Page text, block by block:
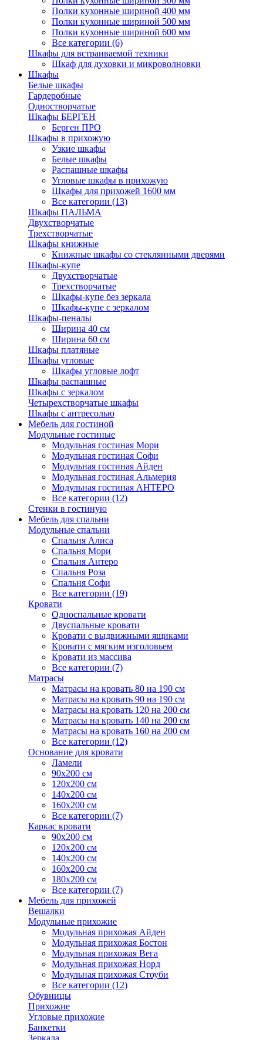
Полки кухонные шириной 400 мм
Полки кухонные шириной 500 мм
Полки кухонные шириной 600 мм
Все категории (6)
Шкафы для встраиваемой техники
Шкаф для духовки и микроволновки
Шкафы
Белые шкафы
Гардеробные
Одностворчатые
Шкафы БЕРГЕН
Берген ПРО
Шкафы в прихожую
Узкие шкафы
Белые шкафы
Распашные шкафы
Угловые шкафы в прихожую
Шкафы для прихожей 1600 мм
Все категории (13)
Шкафы ПАЛЬМА
Двухстворчатые
Трехстворчатые
Шкафы книжные
Книжные шкафы со стеклянными дверями
Шкафы-купе
Двухстворчатые
Трехстворчатые
Шкафы-купе без зеркала
Шкафы-купе с зеркалом
Шкафы-пеналы
Ширина 40 см
Ширина 60 см
Шкафы платяные
Шкафы угловые
Шкафы угловые лофт
Шкафы распашные
Шкафы с зеркалом
Четырехстворчатые шкафы
Шкафы с антресолью
Мебель для гостиной
Модульные гостиные
Модульная гостиная Мори
Модульная гостиная Софи
Модульная гостиная Айден
Модульная гостиная Альмерия
Модульная гостиная АНТЕРО
Все категории (12)
Стенки в гостиную
Мебель для спальни
Модульные спальни
Спальня Алиса
Спальня Мори
Спальня Антеро
Спальня Роза
Спальня Софи
Все категории (19)
Кровати
Односпальные кровати
Двуспальные кровати
Кровати с выдвижными ящиками
Кровати с мягким изголовьем
Кровати из массива
Все категории (7)
Матрасы
Матрасы на кровать 80 на 190 см
Матрасы на кровать 90 на 190 см
Матрасы на кровать 120 на 200 см
Матрасы на кровать 140 на 200 см
Матрасы на кровать 160 на 200 см
Все категории (12)
Основание для кровати
Ламели
90х200 см
120х200 см
140х200 см
160х200 см
Все категории (7)
Каркас кровати
90х200 см
120х200 см
140х200 см
160х200 см
180х200 см
Все категории (7)
Мебель для прихожей
Вешалки
Модульные прихожие
Модульная прихожая Айден
Модульная прихожая Бостон
Модульная прихожая Вега
Модульная прихожая Норд
Модульная прихожая Стоуби
Все категории (12)
Обувницы
Прихожие
Угловые прихожие
Банкетки
Зеркала